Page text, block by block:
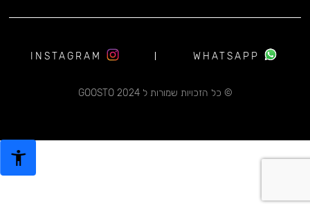
© כל הזכויות שמורות ל 2024 GOOSTO
WHATSAPP
INSTAGRAM